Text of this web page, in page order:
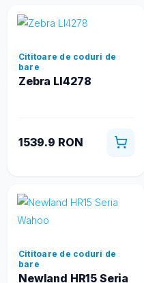
Cititoare de coduri de
bare
Zebra LI4278
1539.9 RON
Cititoare de coduri de
bare
Newland HR15 Seria